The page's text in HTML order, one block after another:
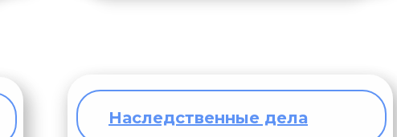
Наследственные дела